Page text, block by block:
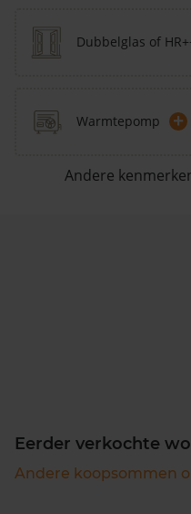
Dubbelglas of
Warmtepomp +
Andere
Eerder verkochte
Andere koopsommen